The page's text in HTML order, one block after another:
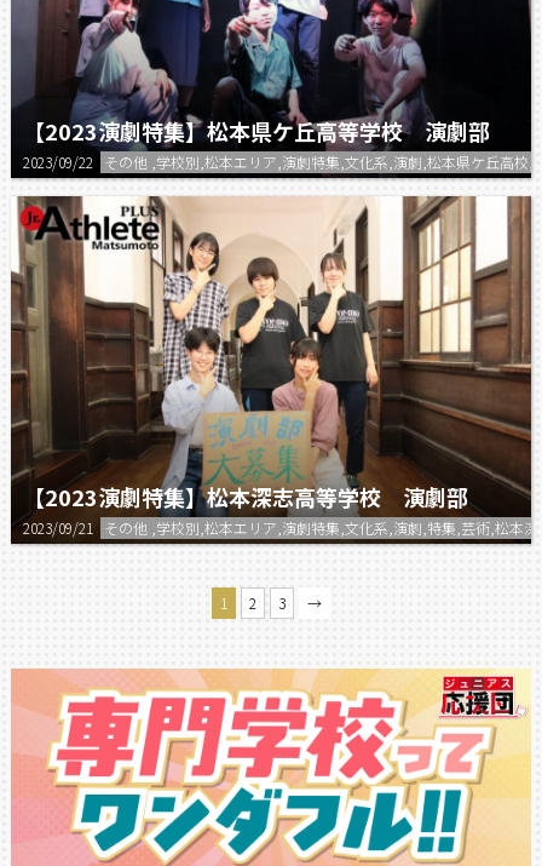
【2023演劇特集】松本県ケ丘高等学校 演劇部
2023/09/22 その他 ,学校別,松本エリア,演劇特集,文化系,演劇,松本県ケ丘高校,
【2023演劇特集】松本深志高等学校 演劇部
2023/09/21 その他 ,学校別,松本エリア,演劇特集,文化系,演劇,特集,芸術,松本深
1 2 3 →